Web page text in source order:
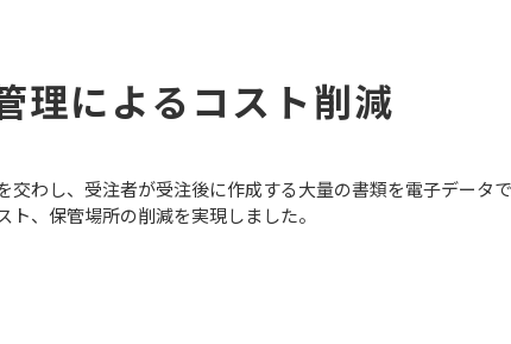
理によるコスト削減
交わし、受注者が受注後に作成する大量の書類を電子データ
、保管場所の削減を実現しました。